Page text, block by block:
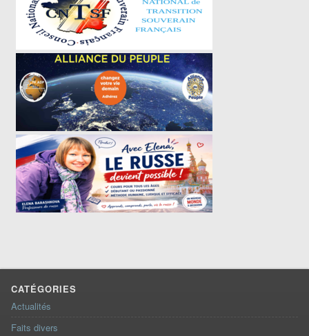
CATÉGORIES
Actualités
Faits divers